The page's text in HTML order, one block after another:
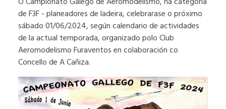
de F3F - planeadores de ladeira, celebrarase o próximo
sábado 01/06/2024, según calendario de actividades
de la actual temporada, organizado polo Club
Aeromodelismo Furaventos en colaboración co
Concello de A Cañiza.